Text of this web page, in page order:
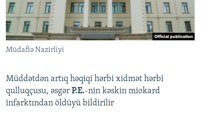
Müdafiə Nazirliyi
Müddətdən artıq həqiqi hərbi xidmət hərbi
qulluqçusu, əsgər P.E.-nin kəskin miokard
infarktından öldüyü bildirilir